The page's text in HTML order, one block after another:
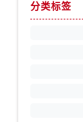
分类标签